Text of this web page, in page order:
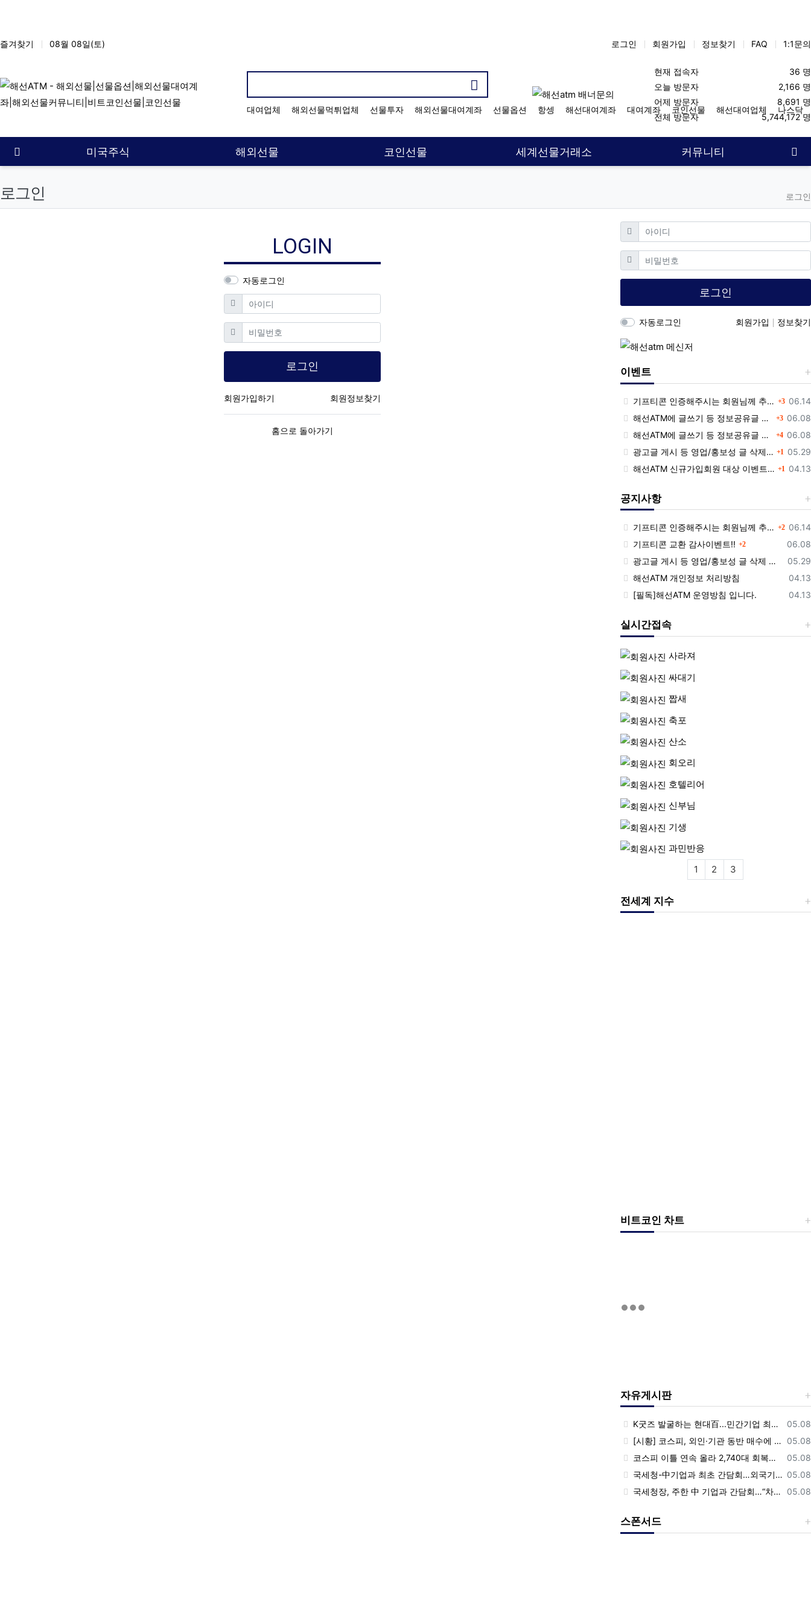
상단 네비
즐겨찾기 08월 08일(토) 로그인 회원가입 정보찾기 FAQ 1:1문의
인기검색어
대여업체 해외선물먹튀업체 선물투자 해외선물대여계좌 선물옵션 항셍 해선대여계좌 대여계좌 코인선물 해선대여업체 나스닥
현재 접속자
36 명
오늘 방문자
2,166 명
어제 방문자
8,691 명
전체 방문자
5,744,172 명
메인 메뉴 미국주식 해외선물 코인선물 세계선물거래소 커뮤니티
로그인 로그인
LOGIN
자동로그인
아이디
필수
비밀번호필수
로그인
회원가입하기 회원정보찾기
홈으로 돌아가기
아이디 필수
비밀번호필수
로그인
자동로그인 회원가입 정보찾기
이벤트
등록
06.14
기프티콘 인증해주시는 회원님께 추가 포인트 쏩니다!! 3댓글
등록일
06.08
해선ATM에 글쓰기 등 정보공유글 남기고 기프티콘 받자! 3댓글
등록일
06.08
해선ATM에 글쓰기 등 정보공유글 남기고 기프티콘 받자! 4댓글
등록
05.29
광고글 게시 등 영업/홍보성 글 삭제 및 제제대상입니다. 1 댓글
등록
04.13
해선ATM 신규가입회원 대상 이벤트 안내 1 댓글
공지사항
등록
06.14
기프티콘 인증해주시는 회원님께 추가 포인트 쏩니다!! 2댓글
등록일
06.08
기프티콘 교환 감사이벤트!! 2댓글
등록
05.29
광고글 게시 등 영업/홍보성 글 삭제 및 제제대상입니다.
등록
04.13
해선ATM 개인정보 처리방침
등록
04.13
[필독]해선ATM 운영방침 입니다.
실시간접속
사라져
싸대기
짭새
축포
산소
회오리
호텔리어
신부님
기생
과민반응
1
2 3
전세계 지수
비트코인 차트
자유게시판
등록일
05.08
K굿즈 발굴하는 현대百...민간기업 최초 ‘대한민국 관광공모전’ 후원
등록일
05.08
[시황] 코스피, 외인·기관 동반 매수에 연이틀 상승…2745.05 마감
등록일
05.08
코스피 이틀 연속 올라 2,740대 회복…코스닥은 강보합(종합)
등록일
05.08
국세청-中기업과 최초 간담회…외국기업 세제혜택 등 논의
등록일
05.08
국세청장, 주한 中 기업과 간담회…“차별없는 공정과세 약속”
스폰서드